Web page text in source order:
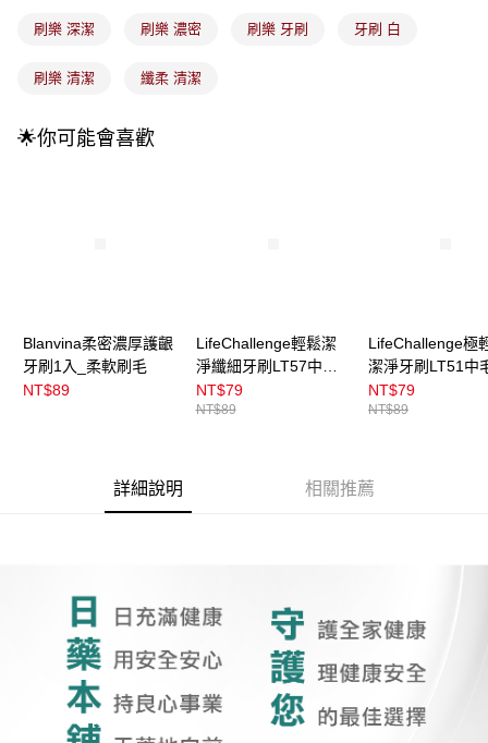
【繳款方式說明】
醒簡訊。
付款後全家取貨
每筆NT$100，滿NT$899(含以上)免運費
每筆NT$100，滿NT$399(含以上)免運費
刷樂 深潔 刷樂 濃密 刷樂 牙刷 牙刷 白
刷樂 清潔 纖柔 清潔
🌟你可能會喜歡
Blanvina柔密濃厚護齦
牙刷1入_柔軟刷毛
NT$89
LifeChallenge輕鬆潔
淨纖細牙刷LT57中軟
毛1入
NT$79
NT$89
LifeChallenge極
潔淨牙刷LT51中
NT$79
NT$89
詳細說明 相關推薦